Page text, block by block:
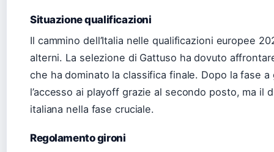
Situazione qualificazioni
Il cammino dell’Italia nelle qualificazioni europee
alterni. La selezione di Gattuso ha dovuto
che ha dominato la classifica finale. Dopo la fase
l’accesso ai playoff grazie al secondo posto, ma il
italiana nella fase cruciale.
Regolamento gironi